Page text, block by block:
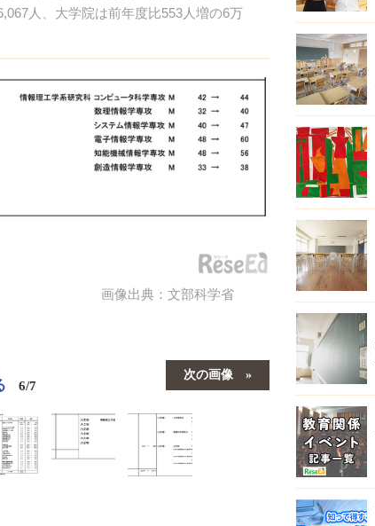
人、大学院は前年度比553人増の6万
画像出典：文部科学省
次の画像
6/7